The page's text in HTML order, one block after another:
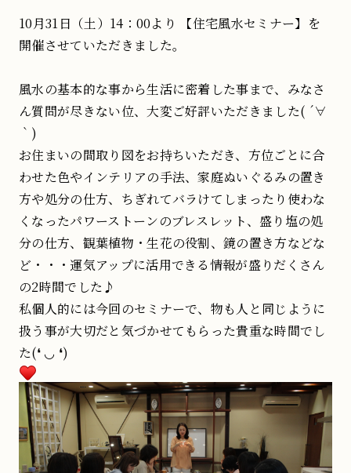
10月31日（土）14：00より 【住宅風水セミナー】を
開催させていただきました。
風水の基本的な事から生活に密着した事まで、みなさ
ん質問が尽きない位、大変ご好評いただきました( ´∀
｀)
お住まいの間取り図をお持ちいただき、方位ごとに合
わせた色やインテリアの手法、家庭ぬいぐるみの置き
方や処分の仕方、ちぎれてバラけてしまったり使わな
くなったパワーストーンのブレスレット、盛り塩の処
分の仕方、観葉植物・生花の役割、鏡の置き方などな
ど・・・運気アップに活用できる情報が盛りだくさん
の2時間でした♪
私個人的には今回のセミナーで、物も人と同じように
扱う事が大切だと気づかせてもらった貴重な時間でし
た(❛ ◡ ❛)